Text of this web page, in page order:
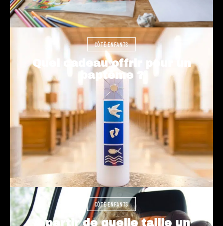
CÔTÉ ENFANTS
Quel cadeau offrir pour un
baptême ?
CÔTÉ ENFANTS
À partir de quelle taille un